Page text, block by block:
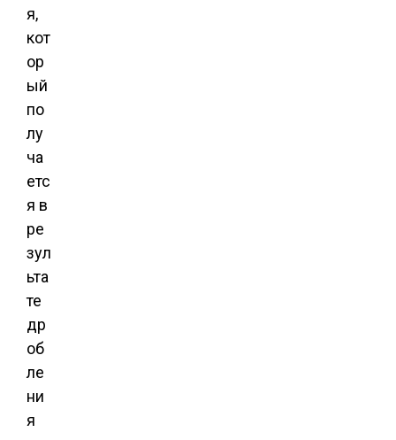
я,
кот
ор
ый
по
лу
ча
етс
я в
ре
зул
ьта
те
др
об
ле
ни
я